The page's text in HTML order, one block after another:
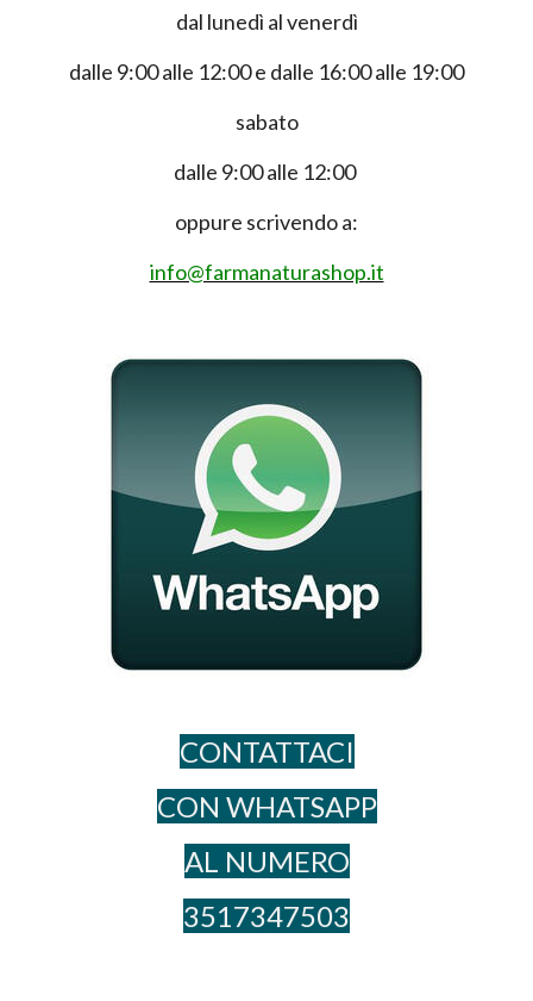
dal lunedì al venerdì
dalle 9:00 alle 12:00 e dalle 16:00 alle 19:00
sabato
dalle 9:00 alle 12:00
oppure scrivendo a:
info@farmanaturashop.it
CONTATTACI
CON WHATSAPP
AL NUME​RO
3517347503